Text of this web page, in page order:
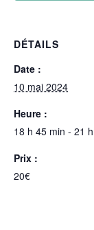
DÉTAILS
Date :
10 mai 2024
Heure :
18 h 45 min - 21
Prix :
20€